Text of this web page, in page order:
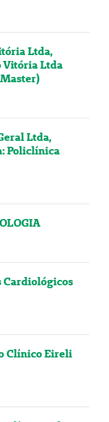
Ltda,
Vitória Ltda
Ltda,
Policlínica
Cardiológicos
Clínico Eireli